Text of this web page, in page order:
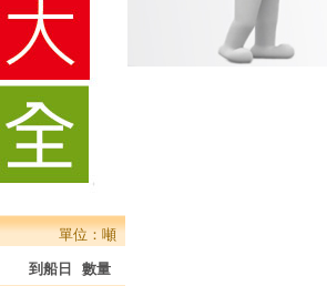
單位：噸
到船日
數量